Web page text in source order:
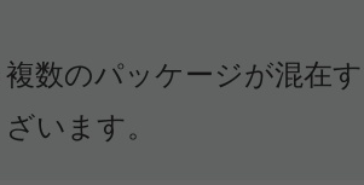
：うるおい/引き締め/リ
複数のパッケージが混在
ざいます。